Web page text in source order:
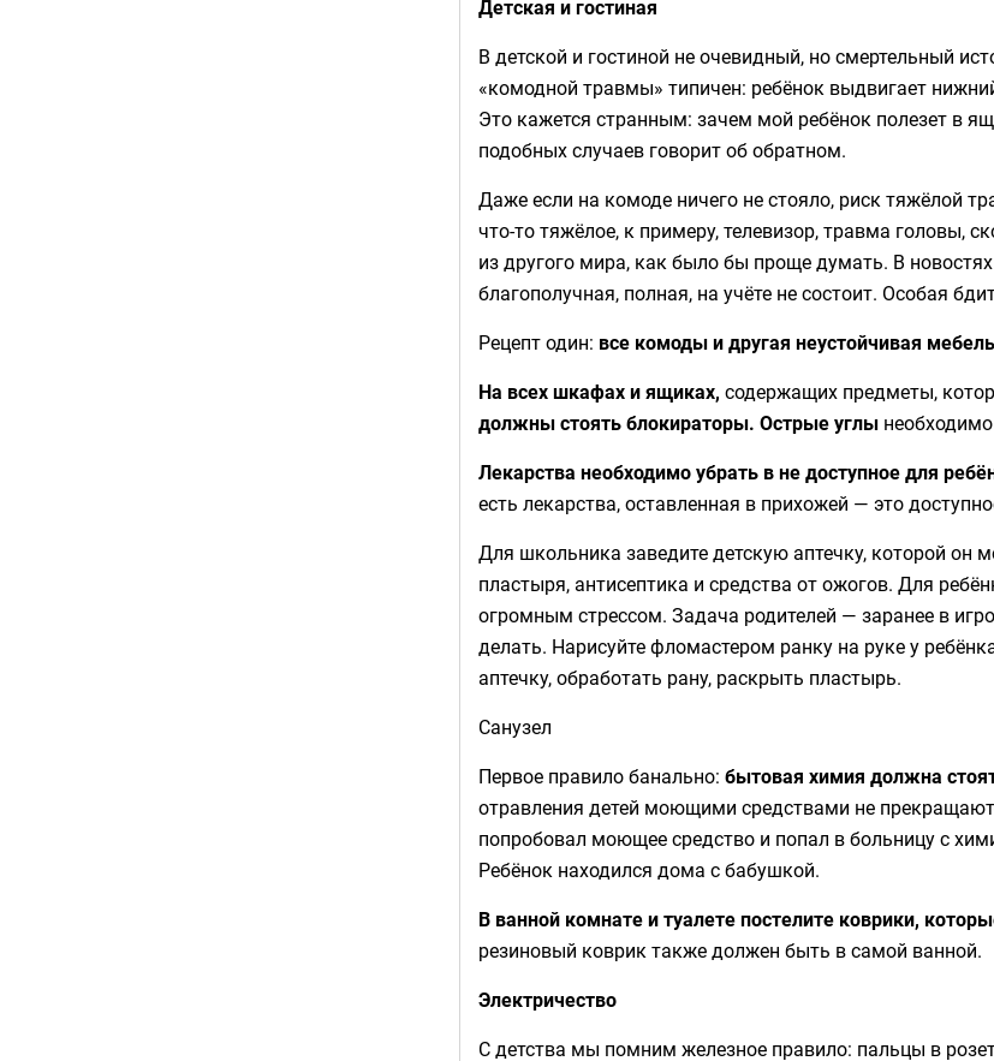
Детская и гостиная
В детской и гостиной не очевидный, но смертельный
«комодной травмы» типичен: ребёнок выдвигает
Это кажется странным: зачем мой ребёнок полезет в
подобных случаев говорит об обратном.
Даже если на комоде ничего не стояло, риск тяжёлой
что-то тяжёлое, к примеру, телевизор, травма головы,
из другого мира, как было бы проще думать. В
благополучная, полная, на учёте не состоит. Особая
Рецепт один: все комоды и другая неустойчивая
На всех шкафах и ящиках, содержащих предметы,
должны стоять блокираторы. Острые углы необходимо
Лекарства необходимо убрать в не доступное для
есть лекарства, оставленная в прихожей — это
Для школьника заведите детскую аптечку, которой он
пластыря, антисептика и средства от ожогов. Для
огромным стрессом. Задача родителей — заранее в
делать. Нарисуйте фломастером ранку на руке у
аптечку, обработать рану, раскрыть пластырь.
Санузел
Первое правило банально: бытовая химия должна
отравления детей моющими средствами не
попробовал моющее средство и попал в больницу с
Ребёнок находился дома с бабушкой.
В ванной комнате и туалете постелите коврики,
резиновый коврик также должен быть в самой ванной.
Электричество
С детства мы помним железное правило: пальцы в